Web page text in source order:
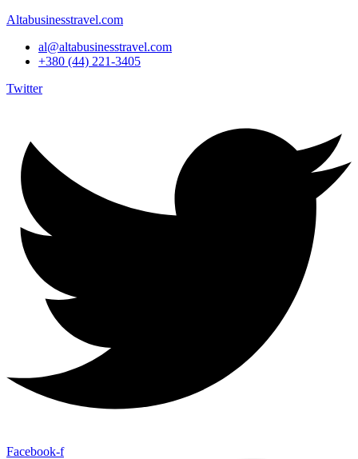
Altabusinesstravel.com
al@altabusinesstravel.com
+380 (44) 221-3405
Twitter
Facebook-f